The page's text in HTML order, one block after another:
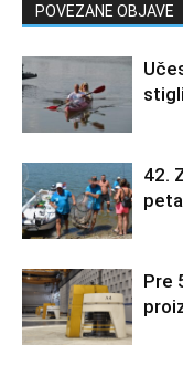
POVEZANE OBJAVE
42.
Pre